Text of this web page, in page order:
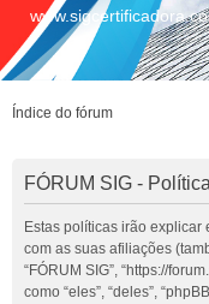
Índice do fórum
FÓRUM SIG -
Estas políticas irão explicar
com as suas afiliações
“FÓRUM SIG”, “https://
como “eles”, “deles”,